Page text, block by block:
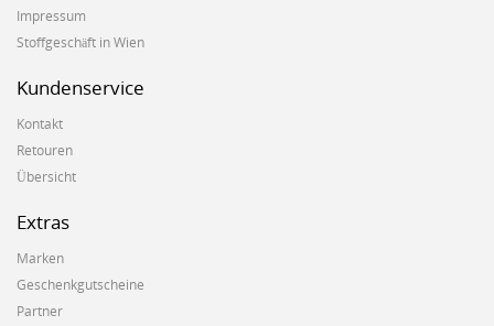
Impressum
Stoffgeschäft in Wien
Kundenservice
Kontakt
Retouren
Übersicht
Extras
Marken
Geschenkgutscheine
Partner